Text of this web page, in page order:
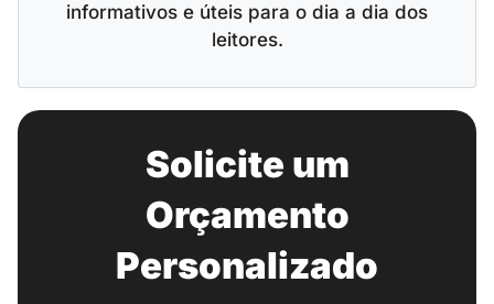
informativos e úteis para o dia a dia dos
leitores.
Solicite um
Orçamento
Personalizado